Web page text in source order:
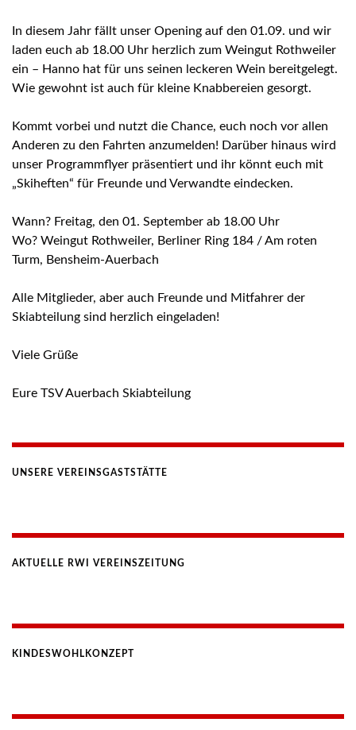
In diesem Jahr fällt unser Opening auf den 01.09. und wir
laden euch ab 18.00 Uhr herzlich zum Weingut Rothweiler
ein – Hanno hat für uns seinen leckeren Wein bereitgelegt.
Wie gewohnt ist auch für kleine Knabbereien gesorgt.
Kommt vorbei und nutzt die Chance, euch noch vor allen
Anderen zu den Fahrten anzumelden! Darüber hinaus wird
unser Programmflyer präsentiert und ihr könnt euch mit
„Skiheften“ für Freunde und Verwandte eindecken.
Wann? Freitag, den 01. September ab 18.00 Uhr
Wo? Weingut Rothweiler, Berliner Ring 184 / Am roten
Turm, Bensheim-Auerbach
Alle Mitglieder, aber auch Freunde und Mitfahrer der
Skiabteilung sind herzlich eingeladen!
Viele Grüße
Eure TSV Auerbach Skiabteilung
UNSERE VEREINSGASTSTÄTTE
AKTUELLE RWI VEREINSZEITUNG
KINDESWOHLKONZEPT